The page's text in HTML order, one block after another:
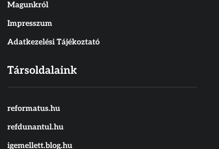
Magunkról
Impresszum
Adatkezelési Tájékoztató
Társoldalaink
reformatus.hu
refdunantul.hu
igemellett.blog.hu